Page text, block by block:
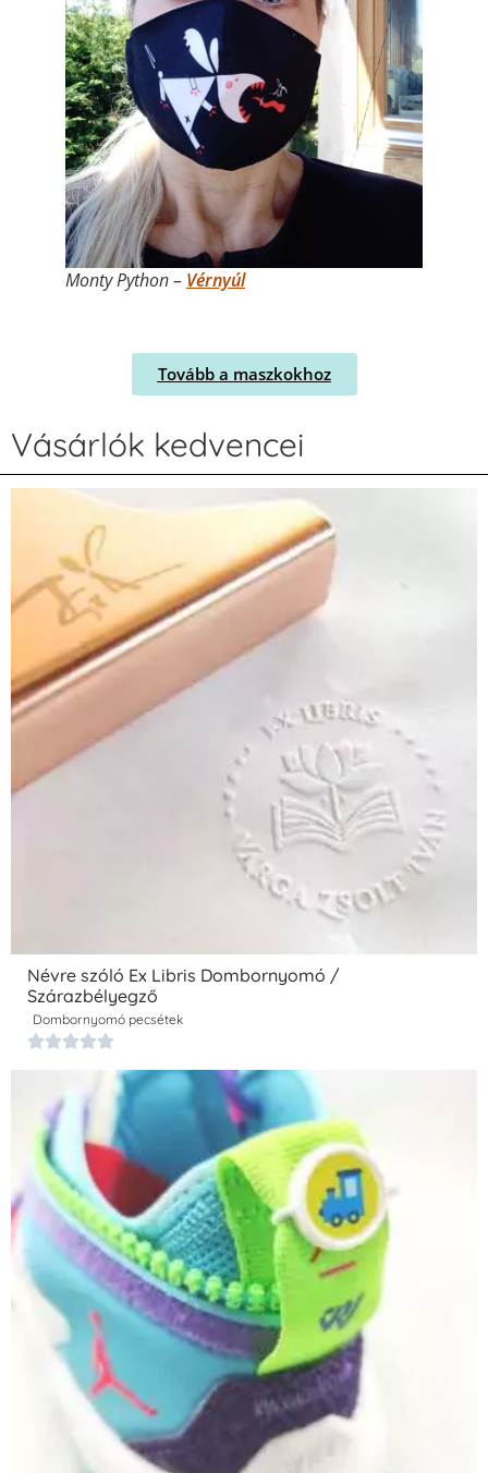
Monty Python – Vérnyúl
Tovább a maszkokhoz
Vásárlók kedvencei
Névre szóló Ex Libris Dombornyomó /
Szárazbélyegző
Dombornyomó pecsétek
